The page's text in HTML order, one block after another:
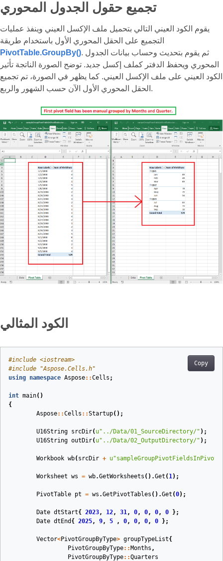
تجميع حقول الجدول المحوري
يقوم الكود العيني التالي بتحميل ملف الإكسل العيني وينفذ عمليات
التجميع على الحقل المحوري الأول باستخدام طريقة
PivotTable.GroupBy(). ثم يقوم بتحديث وحساب بيانات الجدول
المحوري ويحفظ الدفتر كملف إكسل جديد. توضح الصورة الناتجة تأثير
الكود العيني على ملف الإكسل العيني. كما يظهر في الصورة، تم تجميع
الحقل المحوري الأول الآن حسب الشهور والربع.
الكود المثالي
Copy
#include <iostream>
#include
"Aspose.Cells.h"
using namespace Aspose::Cells ;
int main()
{
Aspose::Cells ::Startup();
U16String srcDir(u"../Data/01_SourceDirectory/" ) ;
U16String outDir(u"../Data/02_OutputDirectory/" ) ;
Workbook wb(srcDir + u
Worksheet ws = wb.GetWorksheets ().Get (1 );
PivotTable pt = ws .GetPivotTables ().Get (0);
Date dtStart{ 2023, 12, 31 , 0, 0, 0, 0 };
Date dtEnd { 2025, 9, 5 , 0, 0, 0, 0 };
Vector<PivotGroupByType> groupTypeList{
PivotGroupByType::Months ,
PivotGroupByType::Quarters